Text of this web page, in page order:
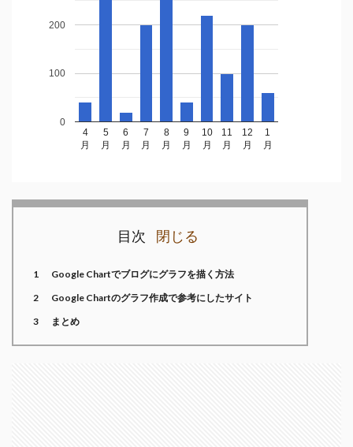
4
月
5
月
6
月
7
月
8
月
9
月
10
月
11
月
12
月
1
月
0
100
200
目次
1
Google Chartでブログにグラフを描く方法
2
Google Chartのグラフ作成で参考にしたサイト
3
まとめ